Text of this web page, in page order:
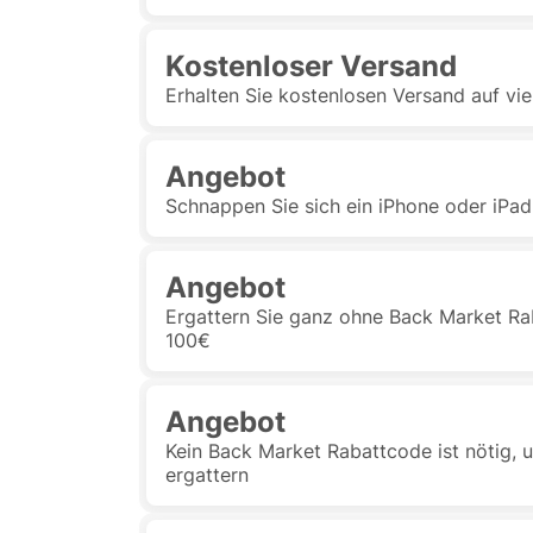
Kostenloser Versand
Erhalten Sie kostenlosen Versand auf
Angebot
Schnappen Sie sich ein iPhone oder
Angebot
Ergattern Sie ganz ohne Back Market
100€
Angebot
Kein Back Market Rabattcode ist nötig,
ergattern